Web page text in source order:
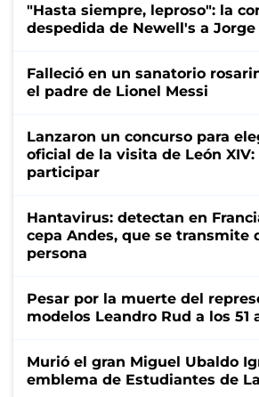
"Hasta siempre, leproso": la
despedida de Newell's a Jorge
Falleció en un sanatorio
el padre de Lionel Messi
Lanzaron un concurso para
oficial de la visita de León XIV:
participar
Hantavirus: detectan en
cepa Andes, que se transmite
persona
Pesar por la muerte del
modelos Leandro Rud a los 51
Murió el gran Miguel Ubaldo
emblema de Estudiantes de